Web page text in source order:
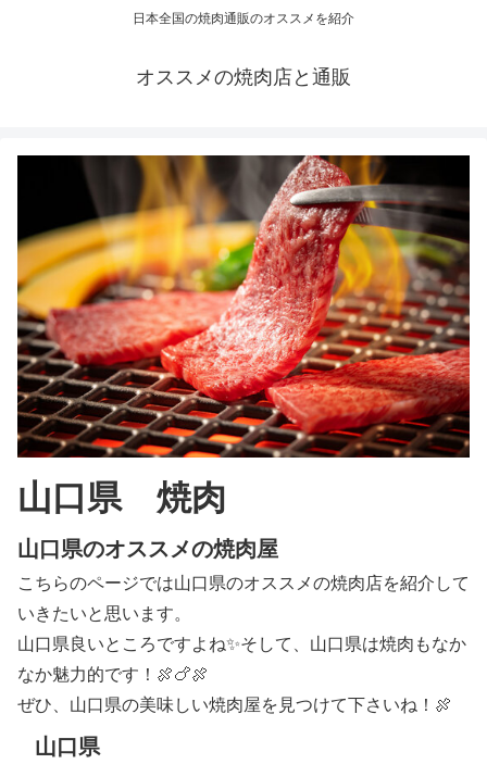
日本全国の焼肉通販のオススメを紹介
オススメの焼肉店と通販
山口県 焼肉
山口県のオススメの焼肉屋
こちらのページでは山口県のオススメの焼肉店を紹介して
いきたいと思います。
山口県良いところですよね✨そして、山口県は焼肉もなか
なか魅力的です！🍖🍗🍖
ぜひ、山口県の美味しい焼肉屋を見つけて下さいね！🍖
山口県